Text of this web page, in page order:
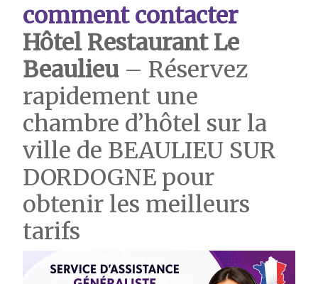
comment contacter
Hôtel Restaurant Le
Beaulieu– Réservez
rapidement une
chambre d’hôtel sur la
ville de BEAULIEU SUR
DORDOGNE pour
obtenir les meilleurs
tarifs